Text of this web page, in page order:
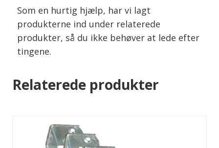
Som en hurtig hjælp, har vi lagt
produkterne ind under relaterede
produkter, så du ikke behøver at lede efter
tingene.
Relaterede produkter